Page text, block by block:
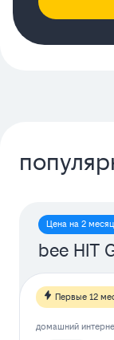
Цена на 2
bee HIT
Первые 12
домашний